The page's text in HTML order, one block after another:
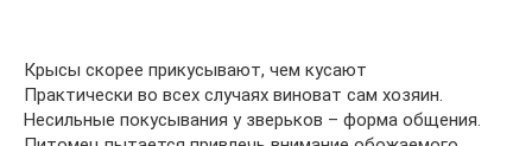
Крысы скорее прикусывают, чем кусают
Практически во всех случаях виноват сам хозяин.
Несильные покусывания у зверьков – форма общения.